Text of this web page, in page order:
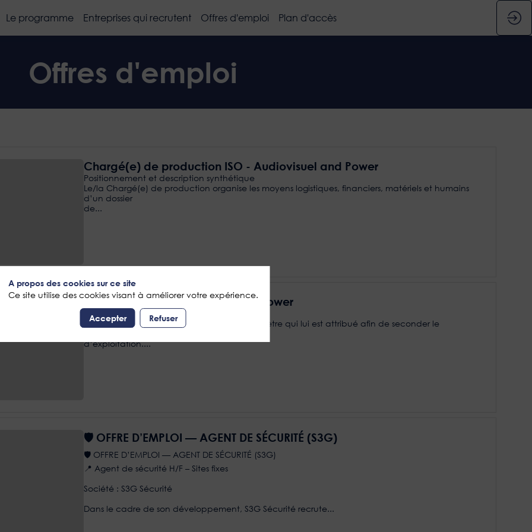
Le programme Entreprises qui recrutent Offres d'emploi Plan d'accès
Offres d'emploi
Chargé(e) de production ISO - Audiovisuel and Power
Positionnement et description synthétique
Le/la Chargé(e) de production organise les moyens logistiques, financiers, matériels et humains
d’un dossier
de...
Chef(fe) atelier Audiovisuel and Power
Positionnement et description synthétique
Le/la Chef(fe) d’atelier son supervise le périmètre qui lui est attribué afin de seconder le
d’exploitation....
🛡️ OFFRE D’EMPLOI — AGENT DE SÉCURITÉ (S3G)
🛡️ OFFRE D’EMPLOI — AGENT DE SÉCURITÉ (S3G)
📍 Agent de sécurité H/F – Sites fixes
Société : S3G Sécurité
Dans le cadre de son développement, S3G Sécurité recrute...
A propos des cookies sur ce site
Ce site utilise des cookies visant à améliorer votre expérience.
Accepter Refuser